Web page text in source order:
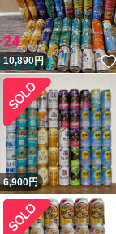
10,890円
6,900円